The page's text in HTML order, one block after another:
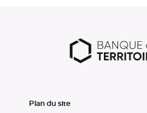
Plan du site